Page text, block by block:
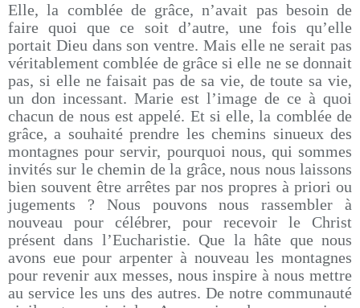
Elle, la comblée de grâce, n’avait pas besoin de
faire quoi que ce soit d’autre, une fois qu’elle
portait Dieu dans son ventre. Mais elle ne serait pas
véritablement comblée de grâce si elle ne se donnait
pas, si elle ne faisait pas de sa vie, de toute sa vie,
un don incessant. Marie est l’image de ce à quoi
chacun de nous est appelé. Et si elle, la comblée de
grâce, a souhaité prendre les chemins sinueux des
montagnes pour servir, pourquoi nous, qui sommes
invités sur le chemin de la grâce, nous nous laissons
bien souvent être arrêtes par nos propres à priori ou
jugements ? Nous pouvons nous rassembler à
nouveau pour célébrer, pour recevoir le Christ
présent dans l’Eucharistie. Que la hâte que nous
avons eue pour arpenter à nouveau les montagnes
pour revenir aux messes, nous inspire à nous mettre
au service les uns des autres. De notre communauté